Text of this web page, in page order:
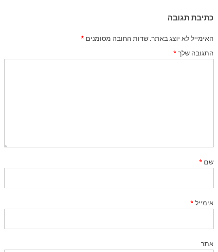
כתיבת תגובה
האימייל לא יוצג באתר.שדות החובה מסומנים*
התגובה שלך*
שם*
אימייל*
אתר